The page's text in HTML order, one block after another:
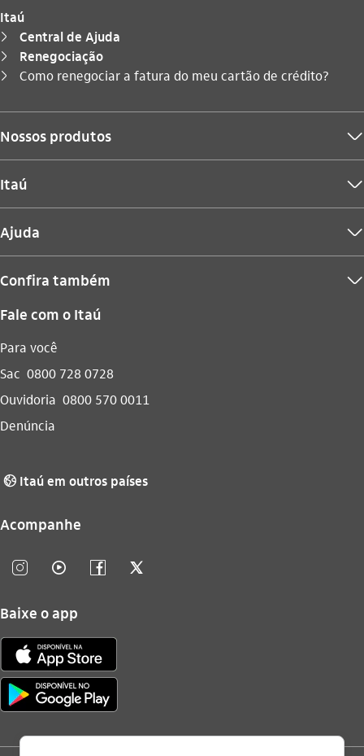
Itaú
seta_direita Central de Ajuda
seta_direita Renegociação
seta_direita
Você está aqui:
Como renegociar a fatura do meu cartão de crédito?
Nossos produtos seta_baixo
Itaú seta_baixo
Ajuda seta_baixo
Confira também seta_baixo
Fale com o Itaú
Para você
Sac 0800 728 0728
Ouvidoria 0800 570 0011
Denúncia
globo_outline Itaú em outros países
Acompanhe
instagram_outline video_outline facebook_outline twitter_outline
Baixe o app